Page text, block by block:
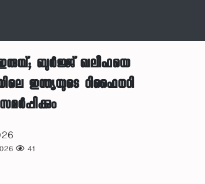
ബുർജ്ജ് ഖലീഫയെ
ഇന്ത്യയുടെ റിഫൈനറി
41